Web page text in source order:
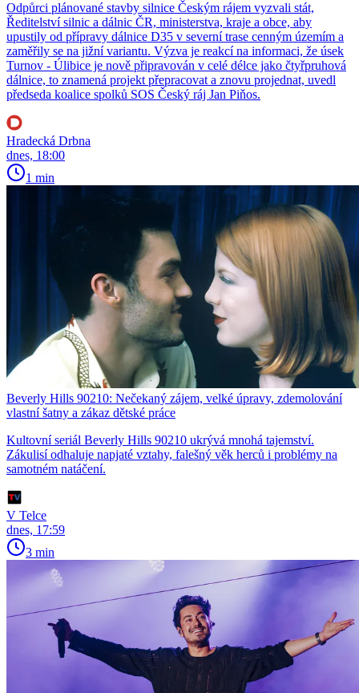
Odpůrci plánované stavby silnice Českým rájem vyzvali stát,
Ředitelství silnic a dálnic ČR, ministerstva, kraje a obce, aby
upustily od přípravy dálnice D35 v severní trase cenným územím a
zaměřily se na jižní variantu. Výzva je reakcí na informaci, že úsek
Turnov - Úlibice je nově připravován v celé délce jako čtyřpruhová
dálnice, to znamená projekt přepracovat a znovu projednat, uvedl
předseda koalice spolků SOS Český ráj Jan Piňos.
Hradecká Drbna
dnes, 18:00
1 min
Beverly Hills 90210: Nečekaný zájem, velké úpravy, zdemolování
vlastní šatny a zákaz dětské práce
Kultovní seriál Beverly Hills 90210 ukrývá mnohá tajemství.
Zákulisí odhaluje napjaté vztahy, falešný věk herců i problémy na
samotném natáčení.
V Telce
dnes, 17:59
3 min